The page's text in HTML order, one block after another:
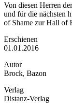
Von diesen Herren
und für die nächsten
of Shame zur Hall of
Erschienen
01.01.2016
Autor
Brock, Bazon
Verlag
Distanz-Verlag